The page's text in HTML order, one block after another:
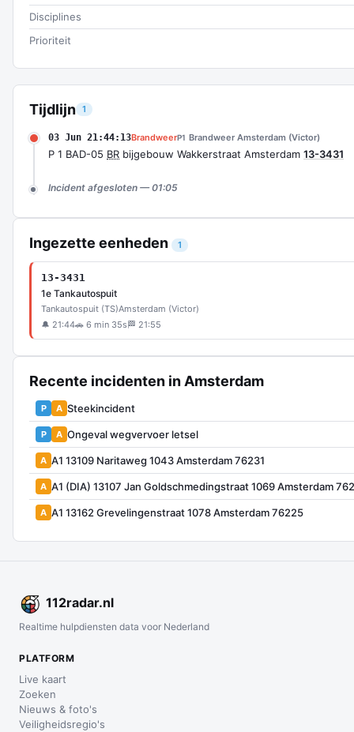
Tijdlijn 1
03 Jun 21:44:13BrandweerP1 Brandweer Amsterdam (Victor)
P 1 BAD-05 BR bijgebouw Wakkerstraat Amsterdam 13-3431
Incident afgesloten — 01:05
Ingezette eenheden 1
13-3431
1e Tankautospuit
Tankautospuit (TS)Amsterdam (Victor)
🔔 21:44🚗 6 min 35s 🏁 21:55
Recente incidenten in Amsterdam
P A Steekincident
P A Ongeval wegvervoer letsel
A A1 13109 Naritaweg 1043 Amsterdam 76231
A A1 (DIA) 13107 Jan Goldschmedingstraat 1069 Amsterdam
A A1 13162 Grevelingenstraat 1078 Amsterdam 76225
Disciplines
Prioriteit
112radar.nl
Realtime hulpdiensten data voor Nederland
PLATFORM
Live kaart
Zoeken
Nieuws & foto's
Veiligheidsregio's